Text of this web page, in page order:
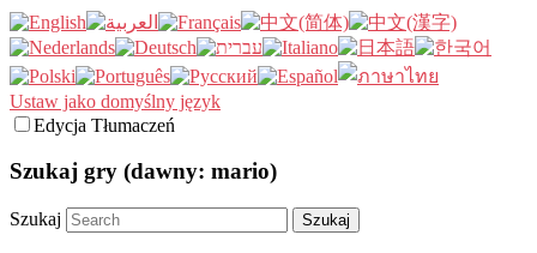
Ustaw jako domyślny język
Edycja Tłumaczeń
Szukaj gry (dawny: mario)
Szukaj